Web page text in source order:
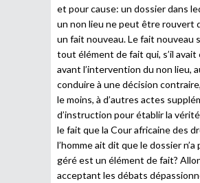
et pour cause: un dossier dans
un non lieu ne peut être rouvert
un fait nouveau. Le fait nouveau
tout élément de fait qui, s’il avait
avant l’intervention du non lieu,
conduire à une décision
le moins, à d’autres actes
d’instruction pour établir la
le fait que la Cour africaine des
l’homme ait dit que le dossier n’a
géré est un élément de fait?
acceptant les débats